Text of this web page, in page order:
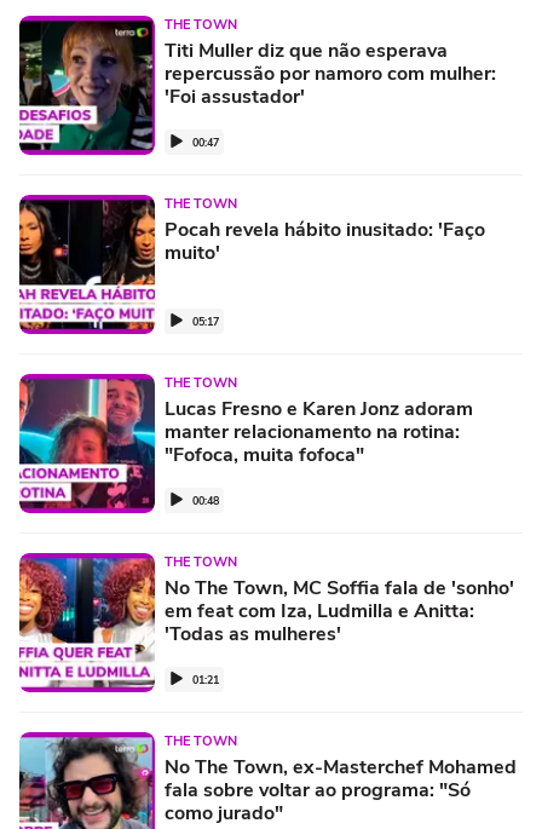
THE TOWN
Titi Muller diz que não esperava
repercussão por namoro com mulher:
'Foi assustador'
00:47
THE TOWN
Pocah revela hábito inusitado: 'Faço
muito'
05:17
THE TOWN
Lucas Fresno e Karen Jonz adoram
manter relacionamento na rotina:
"Fofoca, muita fofoca"
00:48
THE TOWN
No The Town, MC Soffia fala de 'sonho'
em feat com Iza, Ludmilla e Anitta:
'Todas as mulheres'
01:21
THE TOWN
No The Town, ex-Masterchef Mohamed
fala sobre voltar ao programa: "Só
como jurado"